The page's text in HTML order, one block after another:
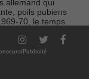
allemand qui
poils pubiens
70, le temps
leN°94 de la
Publicité